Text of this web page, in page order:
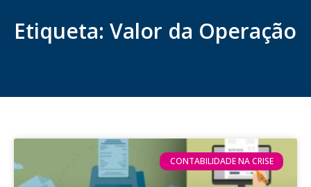
Etiqueta: Valor da Operação
CONTABILIDADE NA CRISE